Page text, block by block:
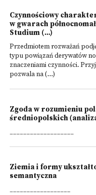
Czynnościowy
w gwarach
Studium (...)
Przedmiotem rozważań
typu powiązań derywatów
znaczeniami czynności.
pozwala na (...)
Zgoda w rozumieniu
średniopolskich
___________________
Ziemia i formy
semantyczna
__________________